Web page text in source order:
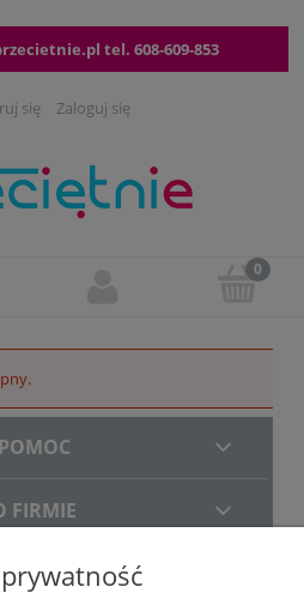
tel. 608-609-853
się Zaloguj się
POMOC
FIRMIE